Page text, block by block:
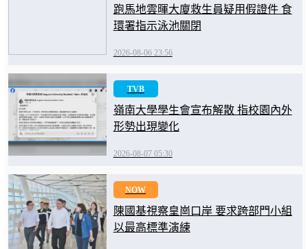
跑馬地雲暉大廈救生員疑用假證件 食
環署指示泳池關閉
2026-08-06 23:56
TVB
嶺南大學學生會宣布解散 指校園內外
形勢出現變化
2026-08-07 05:30
NOW
陳國基視察皇崗口岸 要求跨部門小組
以最高標準演練